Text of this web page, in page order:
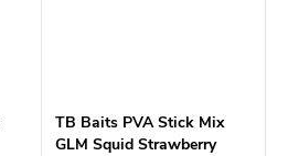
TB Baits PVA Stick Mix
GLM Squid Strawberry